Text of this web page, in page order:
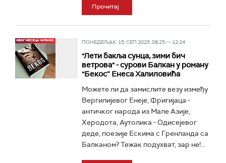
Прочитај
ПОНЕДЕЉАК, 15. СЕП 2025, 08:25 -> 12:24
"Лети бакља сунца, зими бич
ветрова" - сурови Балкан у роману
"Бекос“ Енеса Халиловића
Можете ли да замислите везу између
Вергилијевог Енеје, Фригијаца -
античког народа из Мале Азије,
Херодота, Аутолика - Одисејевог
деде, поезије Ескима с Гренланда са
Балканом? Тежак подухват, зар не!...